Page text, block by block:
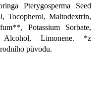
Pterygosperma Seed
Tocopherol, Maltodextrin,
Potassium Sorbate,
Alcohol, Limonene. *z
původu.